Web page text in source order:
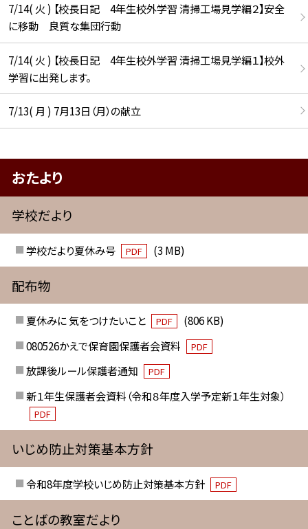
7/14( 火 ) 【校長日記 4年生校外学習 清掃工場見学編２】安全
に移動 良質な集団行動
7/14( 火 ) 【校長日記 4年生校外学習 清掃工場見学編１】校外
学習に出発します。
7/13( 月 ) 7月13日（月）の献立
おたより
学校だより
学校だより夏休み号 PDF (3 MB)
配布物
夏休みに 気をつけたいこと PDF
(806 KB)
080526かえで保育園保護者会資料
PDF
放課後ルール保護者通知 PDF
新１年生保護者会資料（令和８年度入学予定新１年生対象）
PDF
いじめ防止対策基本方針
令和8年度学校いじめ防止対策基本方針 PDF
ことばの教室だより